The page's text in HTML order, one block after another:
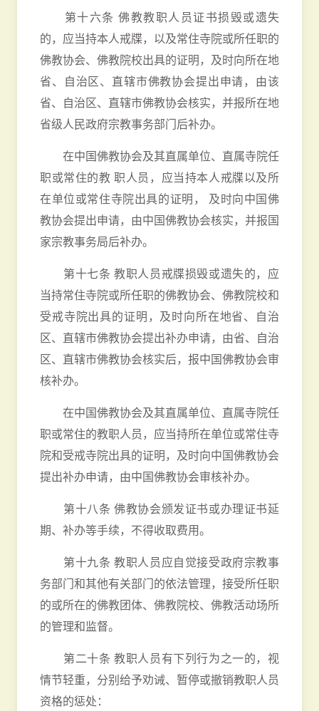
第十六条 佛教教职人员证书损毁或遗失
的，应当持本人戒牒，以及常住寺院或所任职的
佛教协会、佛教院校出具的证明，及时向所在地
省、自治区、直辖市佛教协会提出申请，由该
省、自治区、直辖市佛教协会核实，并报所在地
省级人民政府宗教事务部门后补办。
在中国佛教协会及其直属单位、直属寺院任
职或常住的教 职人员，应当持本人戒牒以及所
在单位或常住寺院出具的证明， 及时向中国佛
教协会提出申请，由中国佛教协会核实，并报国
家宗教事务局后补办。
第十七条 教职人员戒牒损毁或遗失的，应
当持常住寺院或所任职的佛教协会、佛教院校和
受戒寺院出具的证明，及时向所在地省、自治
区、直辖市佛教协会提出补办申请，由省、自治
区、直辖市佛教协会核实后，报中国佛教协会审
核补办。
在中国佛教协会及其直属单位、直属寺院任
职或常住的教职人员，应当持所在单位或常住寺
院和受戒寺院出具的证明，及时向中国佛教协会
提出补办申请，由中国佛教协会审核补办。
第十八条 佛教协会颁发证书或办理证书延
期、补办等手续，不得收取费用。
第十九条 教职人员应自觉接受政府宗教事
务部门和其他有关部门的依法管理，接受所任职
的或所在的佛教团体、佛教院校、佛教活动场所
的管理和监督。
第二十条 教职人员有下列行为之一的，视
情节轻重，分别给予劝诫、暂停或撤销教职人员
资格的惩处：